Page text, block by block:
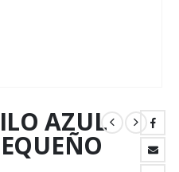
AZUL